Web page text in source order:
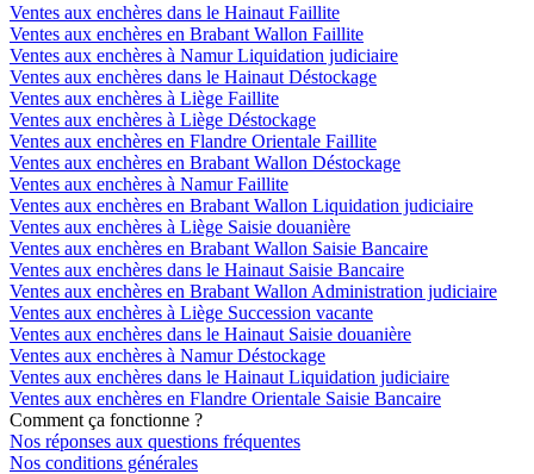
Ventes aux enchères dans le Hainaut Faillite
Ventes aux enchères en Brabant Wallon Faillite
Ventes aux enchères à Namur Liquidation judiciaire
Ventes aux enchères dans le Hainaut Déstockage
Ventes aux enchères à Liège Faillite
Ventes aux enchères à Liège Déstockage
Ventes aux enchères en Flandre Orientale Faillite
Ventes aux enchères en Brabant Wallon Déstockage
Ventes aux enchères à Namur Faillite
Ventes aux enchères en Brabant Wallon Liquidation judiciaire
Ventes aux enchères à Liège Saisie douanière
Ventes aux enchères en Brabant Wallon Saisie Bancaire
Ventes aux enchères dans le Hainaut Saisie Bancaire
Ventes aux enchères en Brabant Wallon Administration judiciaire
Ventes aux enchères à Liège Succession vacante
Ventes aux enchères dans le Hainaut Saisie douanière
Ventes aux enchères à Namur Déstockage
Ventes aux enchères dans le Hainaut Liquidation judiciaire
Ventes aux enchères en Flandre Orientale Saisie Bancaire
Comment ça fonctionne ?
Nos réponses aux questions fréquentes
Nos conditions générales